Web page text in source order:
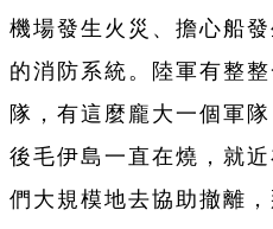
機場發生火災、擔心船
的消防系統。陸軍有整
隊，有這麼龐大一個軍
後毛伊島一直在燒，就
們大規模地去協助撤離